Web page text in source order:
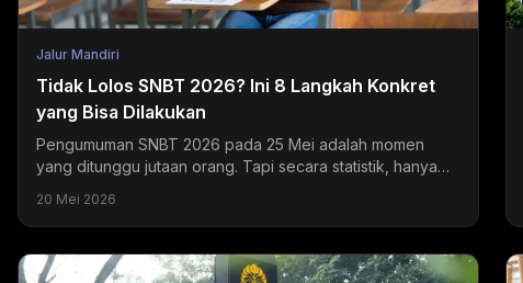
Jalur Mandiri
Tidak Lolos SNBT 2026? Ini 8 Langkah Konkret
yang Bisa Dilakukan
Pengumuman SNBT 2026 pada 25 Mei adalah momen
yang ditunggu jutaan orang. Tapi secara statistik, hanya
20 Mei 2026